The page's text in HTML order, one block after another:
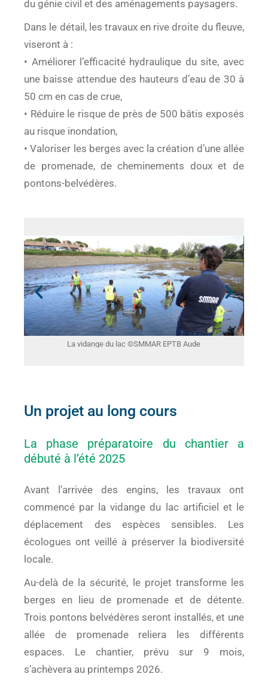
du génie civil et des aménagements paysagers.
Dans le détail, les travaux en rive droite du fleuve,
viseront à :
• Améliorer l’efficacité hydraulique du site, avec
une baisse attendue des hauteurs d’eau de 30 à
50 cm en cas de crue,
• Réduire le risque de près de 500 bâtis exposés
au risque inondation,
• Valoriser les berges avec la création d’une allée
de promenade, de cheminements doux et de
pontons-belvédères.
La vidange du lac ©SMMAR EPTB Aude
Un projet au long cours
La phase préparatoire du chantier a
débuté à l’été 2025
Avant l’arrivée des engins, les travaux ont
commencé par la vidange du lac artificiel et le
déplacement des espèces sensibles. Les
écologues ont veillé à préserver la biodiversité
locale.
Au-delà de la sécurité, le projet transforme les
berges en lieu de promenade et de détente.
Trois pontons belvédères seront installés, et une
allée de promenade reliera les différents
espaces. Le chantier, prévu sur 9 mois,
s’achèvera au printemps 2026.